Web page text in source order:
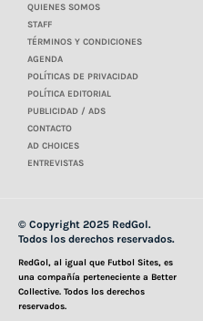
QUIENES SOMOS
STAFF
TÉRMINOS Y CONDICIONES
AGENDA
POLÍTICAS DE PRIVACIDAD
POLÍTICA EDITORIAL
PUBLICIDAD / ADS
CONTACTO
AD CHOICES
ENTREVISTAS
© Copyright 2025 RedGol.
Todos los derechos reservados.
RedGol, al igual que Futbol Sites, es
una compañía perteneciente a Better
Collective. Todos los derechos
reservados.